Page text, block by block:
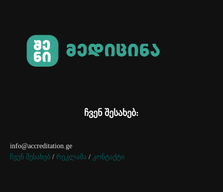
ჩვენ შესახებ:
info@accreditation.ge
ჩვენ შესახებ / რეკლამა / კონტაქტი